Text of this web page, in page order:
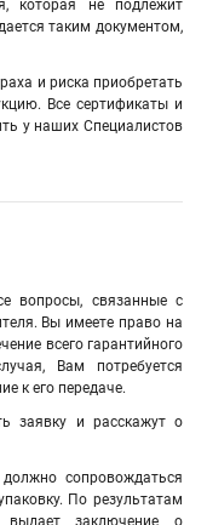
которая не подлежит
таким документом,
и риска приобретать
Все сертификаты и
у наших Специалистов
вопросы, связанные с
Вы имеете право на
всего гарантийного
Вам потребуется
к его передаче.
заявку и расскажут о
сопровождаться
По результатам
выдает заключение о